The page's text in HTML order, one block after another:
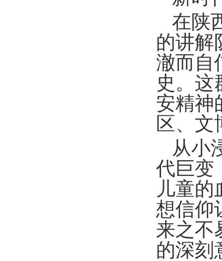
在陕
的讲解
澈而自
史。这
安精神
区、文
从小
代巨变
儿童
想信仰
来之不
的深刻